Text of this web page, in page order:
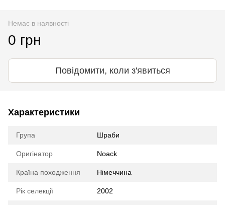
Немає в наявності
0 грн
Повідомити, коли з'явиться
Характеристики
Група Шраби
Оригінатор Noack
Країна походження Німеччина
Рік селекції 2002